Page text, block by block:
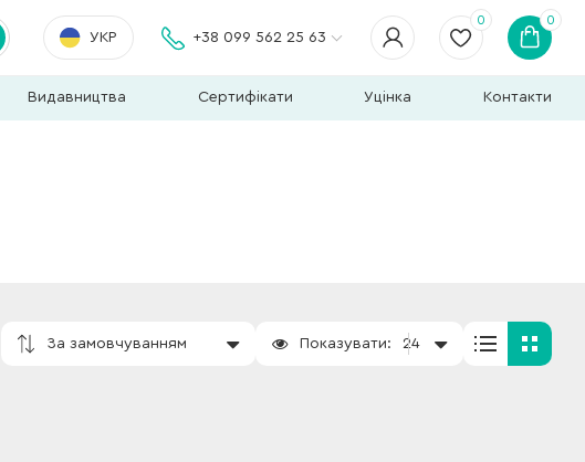
УКР +38 099 562 25 63
0 0
Видавництва Сертифікати Уцінка Контакти
За замовчуванням Показувати: 24